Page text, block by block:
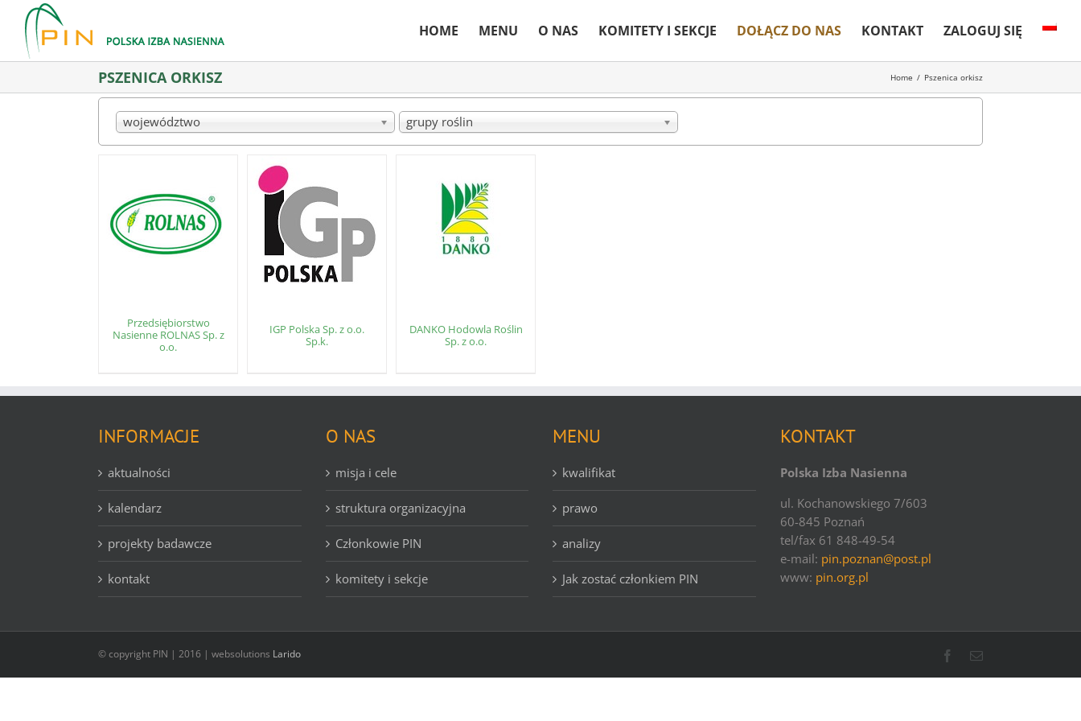
content
HOME MENU O NAS KOMITETY I SEKCJE DOŁĄCZ DO NAS KONTAKT ZALOGUJ SIĘ
PSZENICA ORKISZ Home / Pszenica orkisz
województwo grupy roślin
Przedsiębiorstwo
Nasienne ROLNAS Sp. z
o.o.
IGP Polska Sp. z o.o.
Sp.k.
DANKO Hodowla Roślin
Sp. z o.o.
INFORMACJE
aktualności
kalendarz
projekty badawcze
kontakt
O NAS
misja i cele
struktura organizacyjna
Członkowie PIN
komitety i sekcje
MENU
kwalifikat
prawo
analizy
Jak zostać członkiem PIN
KONTAKT
Polska Izba Nasienna
ul. Kochanowskiego 7/603
60-845 Poznań
tel/fax 61 848-49-54
e-mail: pin.poznan@post.pl
www: pin.org.pl
© copyright PIN | 2016 | websolutions Larido Facebook
Email